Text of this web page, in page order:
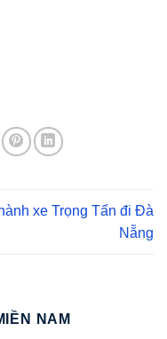
xe Trọng Tấn đi Đà
Nẵng
NAM